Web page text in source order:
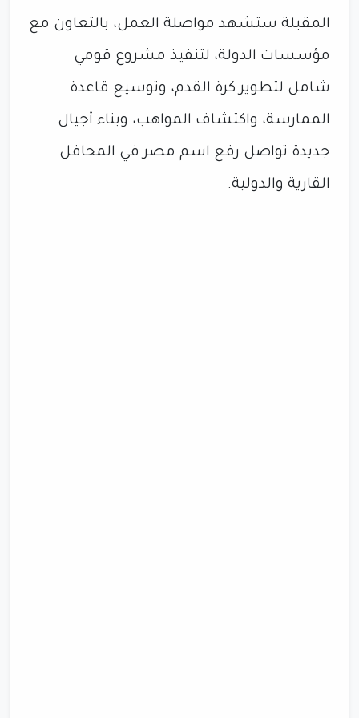
المقبلة ستشهد مواصلة العمل، بالتعاون مع
مؤسسات الدولة، لتنفيذ مشروع قومي
شامل لتطوير كرة القدم، وتوسيع قاعدة
الممارسة، واكتشاف المواهب، وبناء أجيال
جديدة تواصل رفع اسم مصر في المحافل
القارية والدولية.